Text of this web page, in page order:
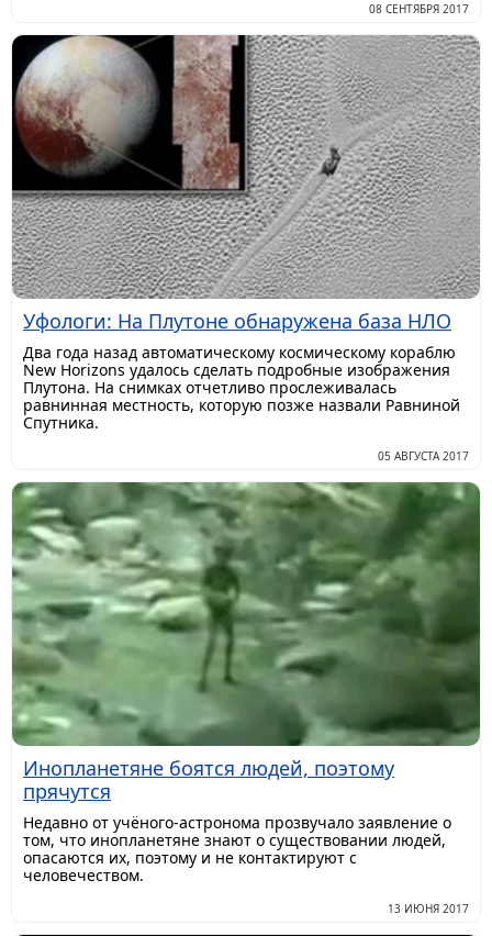
08 СЕНТЯБРЯ 2017
Уфологи: На Плутоне обнаружена база НЛО
Два года назад автоматическому космическому кораблю
New Horizons удалось сделать подробные изображения
Плутона. На снимках отчетливо прослеживалась
равнинная местность, которую позже назвали Равниной
Спутника.
05 АВГУСТА 2017
Инопланетяне боятся людей, поэтому
прячутся
​Недавно от учёного-астронома прозвучало заявление о
том, что инопланетяне знают о существовании людей,
опасаются их, поэтому и не контактируют с
человечеством.
13 ИЮНЯ 2017